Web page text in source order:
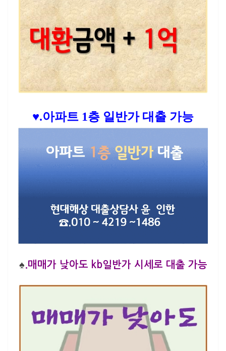
♥.아파트 1층 일반가 대출 가능
♠ .매매가 낮아도 kb일반가 시세로 대출 가능